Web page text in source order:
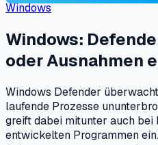
Windows
Windows:
oder Ausnahmen
Windows Defender
laufende Prozesse
greift dabei mitunter auch
entwickelten Programmen